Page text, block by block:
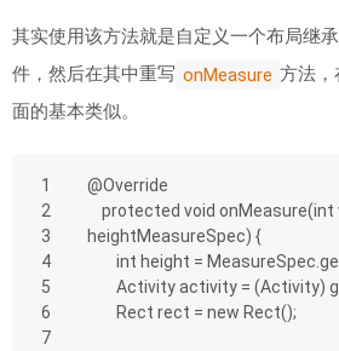
其实使用该方法就是自定义一个布局继承
件，然后在其中重写 onMeasure 方法，
面的基本类似。
1
2
3
4
5
6
7
@Override
heightMeasureSpec) {
int height =
Activity activity =
        Rect rect = new Rect();